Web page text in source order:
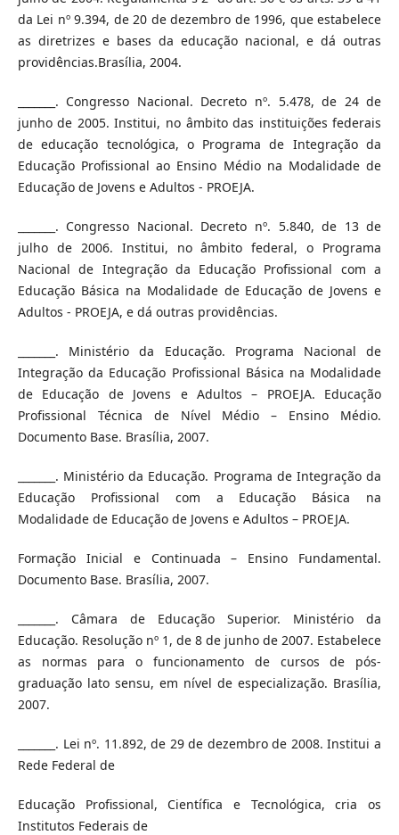
da Lei nº 9.394, de 20 de dezembro de 1996, que estabelece
as diretrizes e bases da educação nacional, e dá outras
providências.Brasília, 2004.
_______. Congresso Nacional. Decreto nº. 5.478, de 24 de
junho de 2005. Institui, no âmbito das instituições federais
de educação tecnológica, o Programa de Integração da
Educação Profissional ao Ensino Médio na Modalidade de
Educação de Jovens e Adultos - PROEJA.
_______. Congresso Nacional. Decreto nº. 5.840, de 13 de
julho de 2006. Institui, no âmbito federal, o Programa
Nacional de Integração da Educação Profissional com a
Educação Básica na Modalidade de Educação de Jovens e
Adultos - PROEJA, e dá outras providências.
_______. Ministério da Educação. Programa Nacional de
Integração da Educação Profissional Básica na Modalidade
de Educação de Jovens e Adultos – PROEJA. Educação
Profissional Técnica de Nível Médio – Ensino Médio.
Documento Base. Brasília, 2007.
_______. Ministério da Educação. Programa de Integração da
Educação Profissional com a Educação Básica na
Modalidade de Educação de Jovens e Adultos – PROEJA.
Formação Inicial e Continuada – Ensino Fundamental.
Documento Base. Brasília, 2007.
_______. Câmara de Educação Superior. Ministério da
Educação. Resolução nº 1, de 8 de junho de 2007. Estabelece
as normas para o funcionamento de cursos de pós-
graduação lato sensu, em nível de especialização. Brasília,
2007.
_______. Lei nº. 11.892, de 29 de dezembro de 2008. Institui a
Rede Federal de
Educação Profissional, Científica e Tecnológica, cria os
Institutos Federais de